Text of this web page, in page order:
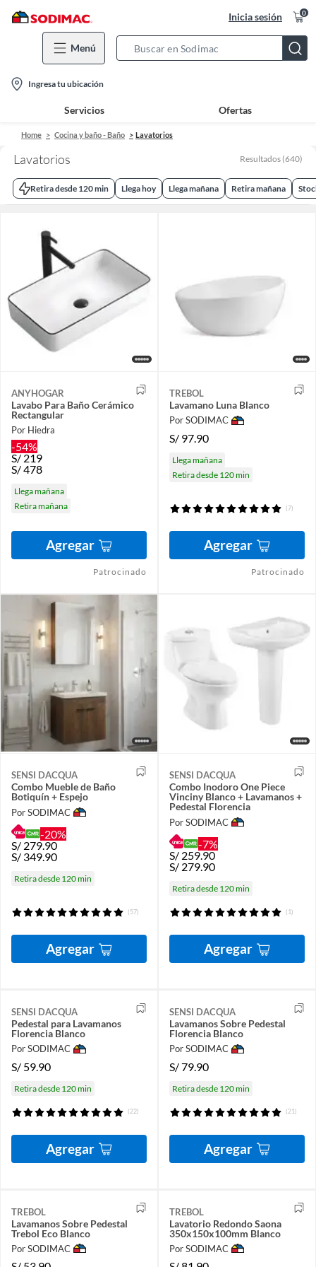
Inicia sesión 0
Menú
Bar
location-
icon
Ingresa tu ubicación
Servicios Ofertas
Home Cocina y baño - Baño Lavatorios
Lavatorios Resultados (640)
Retira desde 120 min Llega hoy Llega mañana Retira mañana
ANYHOGAR
Lavabo Para Baño Cerámico
Rectangular
Por Hiedra
-54%
S/ 219
S/478
Llega mañana
Retira mañana
Agregar
Patrocinado
TREBOL
Lavamano Luna Blanco
Por SODIMAC
S/ 97.90
Llega mañana
Retira desde 120 min
(7)
Agregar
Patrocinado
SENSI DACQUA
Combo Mueble de Baño
Botiquín + Espejo
Por SODIMAC
-20%
S/ 279.90
S/ 349.90
Retira desde 120 min
(57)
Agregar
SENSI DACQUA
Combo Inodoro One Piece
Vinciny Blanco + Lavamanos +
Pedestal Florencia
Por SODIMAC
-7%
S/ 259.90
S/ 279.90
Retira desde 120 min
(1)
Agregar
SENSI DACQUA
Pedestal para Lavamanos
Florencia Blanco
Por SODIMAC
S/ 59.90
Retira desde 120 min
(22)
Agregar
SENSI DACQUA
Lavamanos Sobre Pedestal
Florencia Blanco
Por SODIMAC
S/79.90
Retira desde 120 min
(21)
Agregar
TREBOL
Lavamanos Sobre Pedestal
Trebol Eco Blanco
Por SODIMAC
TREBOL
Lavatorio Redondo Saona
350x150x100mm Blanco
Por SODIMAC